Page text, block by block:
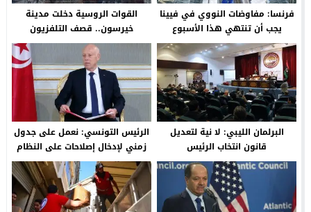
فرنسا: مفاوضات النووي في فيينا
يجب أن تنتهي هذا الأسبوع
القوات الروسية دخلت مدينة
خيرسون.. قصف التلفزيون
الأوكراني
البرلمان الليبي: لا نية لتعديل
قانون انتخاب الرئيس
الرئيس التونسي: نعمل على جدول
زمني لإدخال إصلاحات على النظام
السياسي